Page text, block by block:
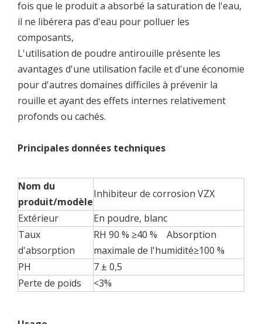
fois que le produit a absorbé la saturation de l'eau,
il ne libérera pas d'eau pour polluer les
composants,
L'utilisation de poudre antirouille présente les
avantages d'une utilisation facile et d'une économie
pour d'autres domaines difficiles à prévenir la
rouille et ayant des effets internes relativement
profonds ou cachés.
Principales données techniques
Nom du
produit/modèle
Inhibiteur de corrosion VZX
Extérieur
En poudre, blanc
Taux
d'absorption
RH 90 % ≥40 % Absorption
maximale de l'humidité≥100 %
PH
7 ± 0,5
Perte de poids
<3%